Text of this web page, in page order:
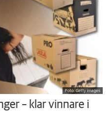
Foto: Getty Images
– klar vinnare i